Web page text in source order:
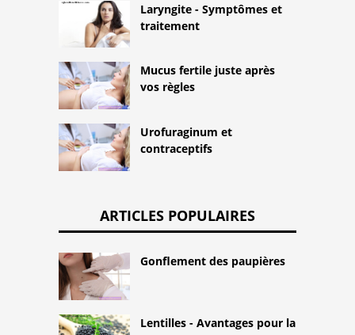
Laryngite - Symptômes et
traitement
Mucus fertile juste après
vos règles
Urofuraginum et
contraceptifs
ARTICLES POPULAIRES
Gonflement des paupières
Lentilles - Avantages pour la